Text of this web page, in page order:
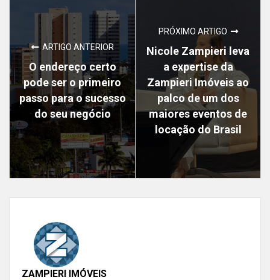
ARTIGO ANTERIOR
O endereço certo
pode ser o primeiro
passo para o sucesso
do seu negócio
PRÓXIMO ARTIGO
Nicole Zampieri leva
a expertise da
Zampieri Imóveis ao
palco de um dos
maiores eventos de
locação do Brasil
ZAMPIERI IMÓVEIS